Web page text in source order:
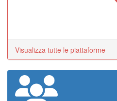
Visualizza tutte le piattaforme